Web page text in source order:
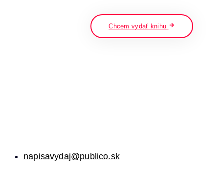
Chcem vydať knihu
napisavydaj@publico.sk